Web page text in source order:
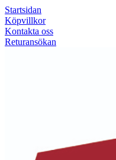
Startsidan
Köpvillkor
Kontakta oss
Returansökan